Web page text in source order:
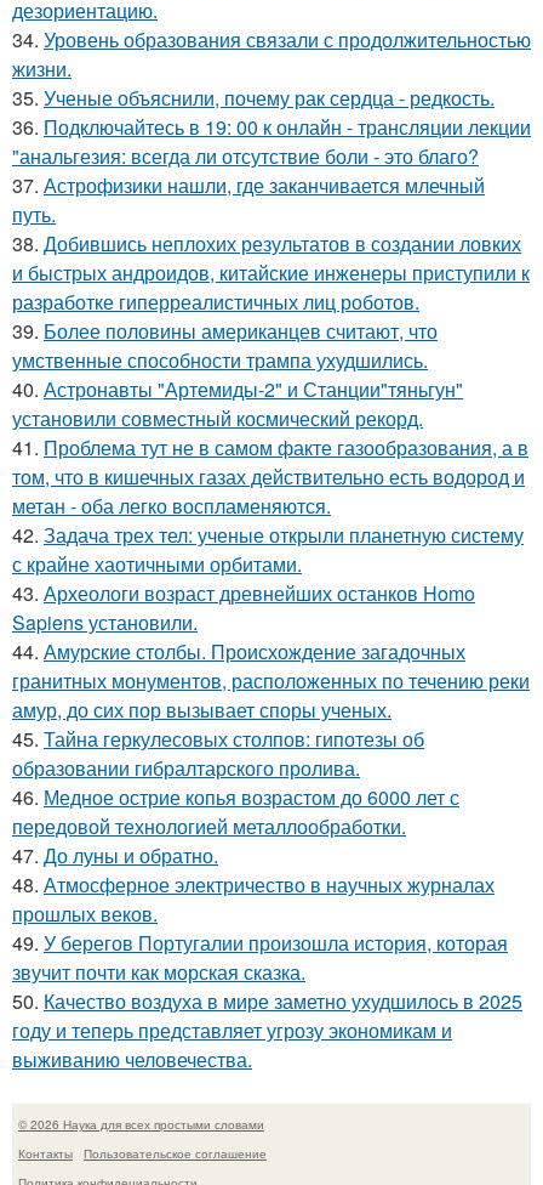
дезориентацию.
34. Уровень образования связали с продолжительностью
жизни.
35. Ученые объяснили, почему рак сердца - редкость.
36. Подключайтесь в 19: 00 к онлайн - трансляции лекции
"анальгезия: всегда ли отсутствие боли - это благо?
37. Астрофизики нашли, где заканчивается млечный
путь.
38. Добившись неплохих результатов в создании ловких
и быстрых андроидов, китайские инженеры приступили к
разработке гиперреалистичных лиц роботов.
39. Более половины американцев считают, что
умственные способности трампа ухудшились.
40. Астронавты "Артемиды-2" и Станции"тяньгун"
установили совместный космический рекорд.
41. Проблема тут не в самом факте газообразования, а в
том, что в кишечных газах действительно есть водород и
метан - оба легко воспламеняются.
42. Задача трех тел: ученые открыли планетную систему
с крайне хаотичными орбитами.
43. Археологи возраст древнейших останков Homo
Sapiens установили.
44. Амурские столбы. Происхождение загадочных
гранитных монументов, расположенных по течению реки
амур, до сих пор вызывает споры ученых.
45. Тайна геркулесовых столпов: гипотезы об
образовании гибралтарского пролива.
46. Медное острие копья возрастом до 6000 лет с
передовой технологией металлообработки.
47. До луны и обратно.
48. Атмосферное электричество в научных журналах
прошлых веков.
49. У берегов Португалии произошла история, которая
звучит почти как морская сказка.
50. Качество воздуха в мире заметно ухудшилось в 2025
году и теперь представляет угрозу экономикам и
выживанию человечества.
© 2026 Наука для всех простыми словами
Контакты
Пользовательское соглашение